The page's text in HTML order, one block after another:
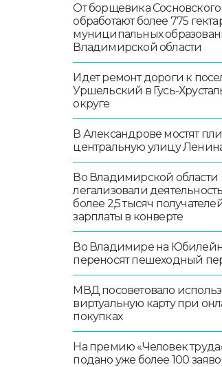
От борщевика Сосновского
обработают более 775
муниципальных
Владимирской области
Идет ремонт дороги к
Уршельский в Гусь-
округе
В Александрове мостят
центральную улицу
Во Владимирской области
легализовали
более 2,5 тысяч
зарплаты в конверте
Во Владимире на
переносят пешеходный
МВД посоветовало
виртуальную карту при
покупках
На премию «Человек
подано уже более 100